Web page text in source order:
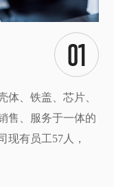
体、铁盖、芯片、
售、服务于一体的
现有员工57人，